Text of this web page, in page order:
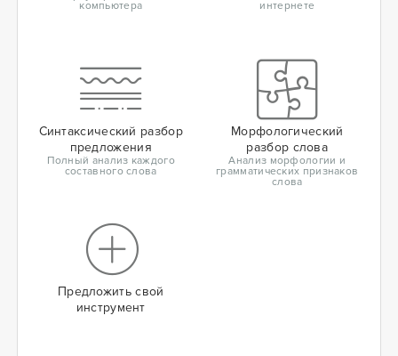
компьютера
интернете
Синтаксический разбор
предложения
Полный анализ каждого
составного слова
Морфологический
разбор слова
Анализ морфологии и
грамматических признаков
слова
Предложить свой
инструмент